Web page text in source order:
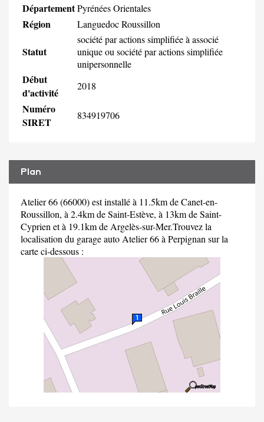
DépartementPyrénées Orientales
Région Languedoc Roussillon
Statut
société par actions simplifiée à associé
unique ou société par actions simplifiée
unipersonnelle
Début
d'activité
2018
Numéro
SIRET
834919706
Plan
Atelier 66 (66000) est installé à 11.5km de Canet-en-
Roussillon, à 2.4km de Saint-Estève, à 13km de Saint-
Cyprien et à 19.1km de Argelès-sur-Mer.Trouvez la
localisation du garage auto Atelier 66 à Perpignan sur la
carte ci-dessous :